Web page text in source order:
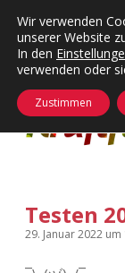
Testen
29. Januar 2022 um
Wir verwenden
unserer Website
In den
verwenden oder
Zustimmen